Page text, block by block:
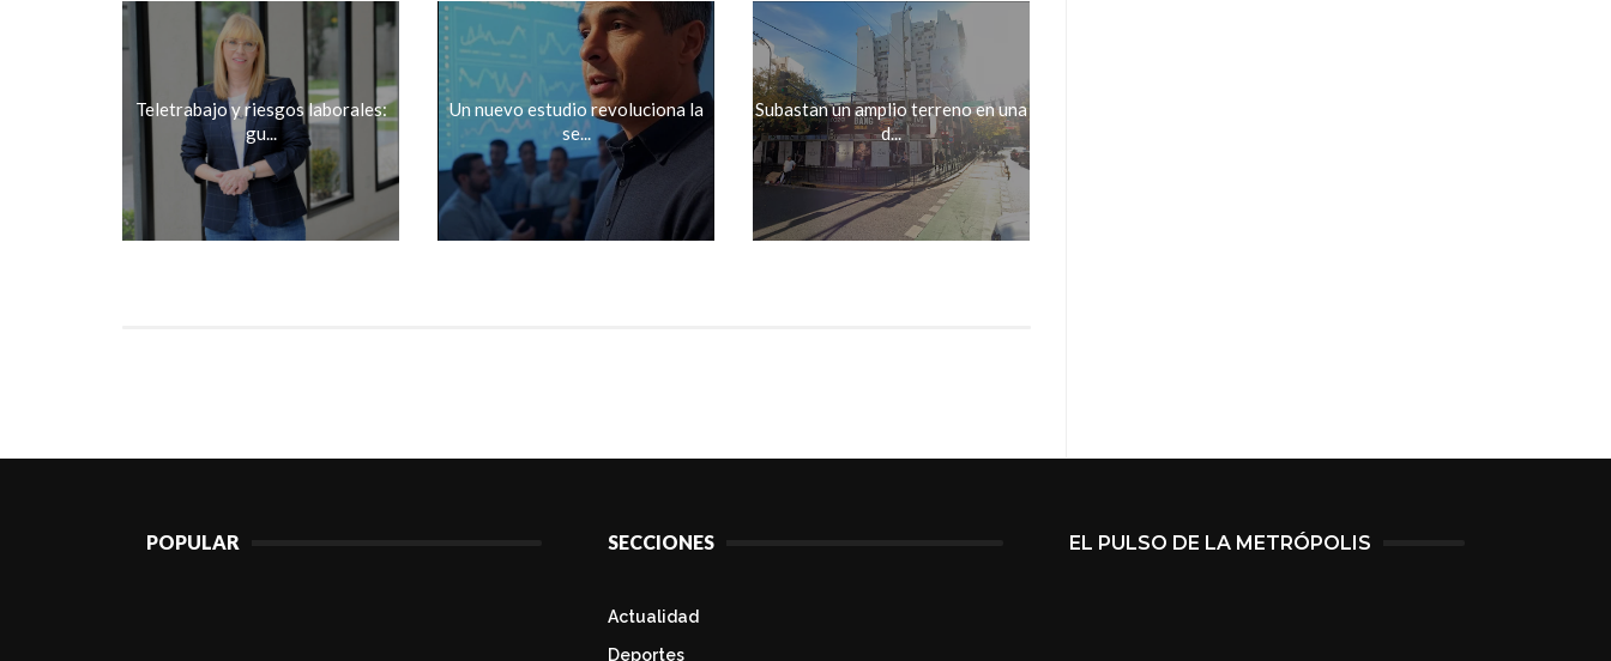
Teletrabajo y riesgos laborales:
gu...
Un nuevo estudio revoluciona la
se...
Subastan un amplio terreno en una
d...
POPULAR SECCIONES
Actualidad
Deportes
EL PULSO DE LA METRÓPOLIS